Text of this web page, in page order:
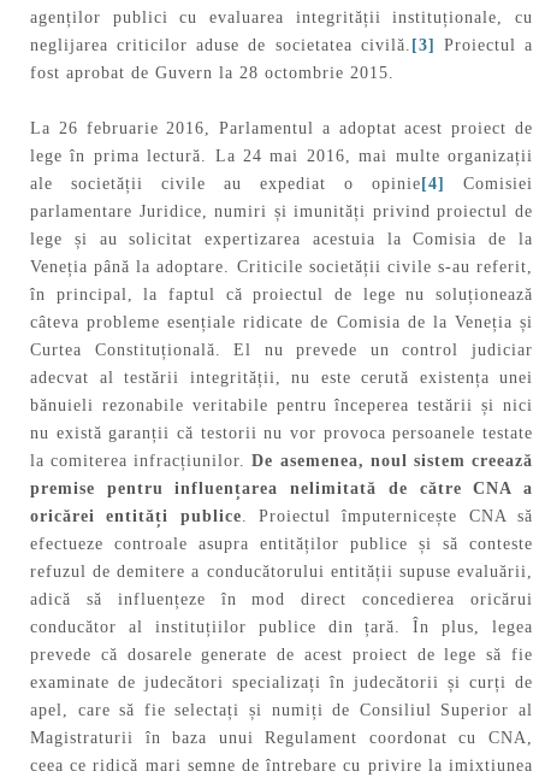
agenților publici cu evaluarea integrității instituționale, cu
neglijarea criticilor aduse de societatea civilă. [3] Proiectul a
fost aprobat de Guvern la 28 octombrie 2015.
La 26 februarie 2016, Parlamentul a adoptat acest proiect de
lege în prima lectură. La 24 mai 2016, mai multe organizații
ale societății civile au expediat o opinie [4]
Comisiei
parlamentare Juridice, numiri și imunități privind proiectul de
lege și au solicitat expertizarea acestuia la Comisia de la
Veneția până la adoptare. Criticile societății civile s-au referit,
în principal, la faptul că proiectul de lege nu soluționează
câteva probleme esențiale ridicate de Comisia de la Veneția și
Curtea Constituțională. El nu prevede un control judiciar
adecvat al testării integrității, nu este cerută existența unei
bănuieli rezonabile veritabile pentru începerea testării și nici
nu există garanții că testorii nu vor provoca persoanele testate
la comiterea infracțiunilor. De asemenea, noul sistem creează
premise pentru influențarea nelimitată de către CNA a
oricărei entități publice. Proiectul împuternicește CNA să
efectueze controale asupra entităților publice și să conteste
refuzul de demitere a conducătorului entității supuse evaluării,
adică să influențeze în mod direct concedierea oricărui
conducător al instituțiilor publice din țară. În plus, legea
prevede că dosarele generate de acest proiect de lege să fie
examinate de judecători specializați în judecătorii și curți de
apel, care să fie selectați și numiți de Consiliul Superior al
Magistraturii în baza unui Regulament coordonat cu CNA,
ceea ce ridică mari semne de întrebare cu privire la imixtiunea